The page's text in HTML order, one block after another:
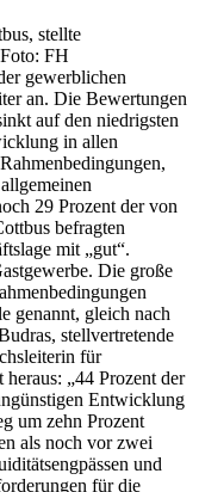
stellte
FH
gewerblichen
an. Die Bewertungen
auf den niedrigsten
in allen
29 Prozent der von
befragten
mit „gut“.
Die große
genannt, gleich nach
stellvertretende
für
„44 Prozent der
Entwicklung
um zehn Prozent
als noch vor zwei
und
für die